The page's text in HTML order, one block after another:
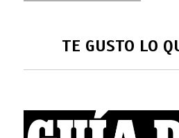
TE GUSTO LO